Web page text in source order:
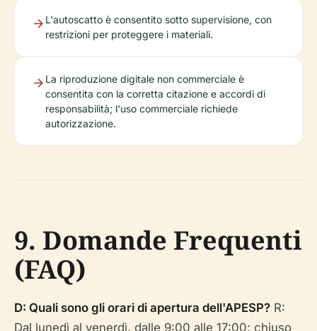
L'autoscatto è consentito sotto supervisione, con
restrizioni per proteggere i materiali.
La riproduzione digitale non commerciale è
consentita con la corretta citazione e accordi di
responsabilità; l'uso commerciale richiede
autorizzazione.
9. Domande Frequenti
(FAQ)
D: Quali sono gli orari di apertura dell'APESP? R:
Dal lunedì al venerdì, dalle 9:00 alle 17:00; chiuso